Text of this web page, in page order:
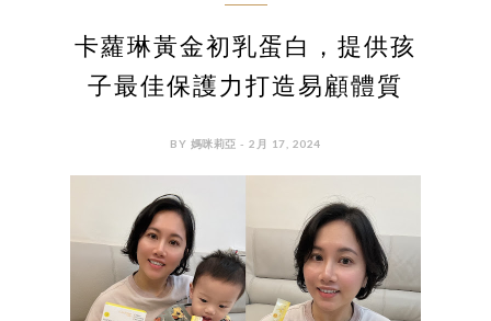
卡蘿琳黃金初乳蛋白，提供孩
子最佳保護力打造易顧體質
BY 媽咪莉亞 - 2月 17, 2024